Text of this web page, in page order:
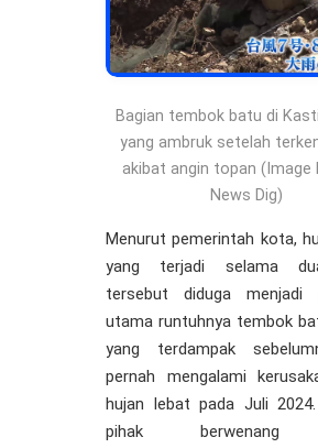
Bagian tembok batu di
yang ambruk setelah
akibat angin topan (Image
News Dig)
Menurut pemerintah kota,
yang terjadi selama
tersebut diduga menjadi
utama runtuhnya tembok
yang terdampak
pernah mengalami
hujan lebat pada Juli
pihak berwenang